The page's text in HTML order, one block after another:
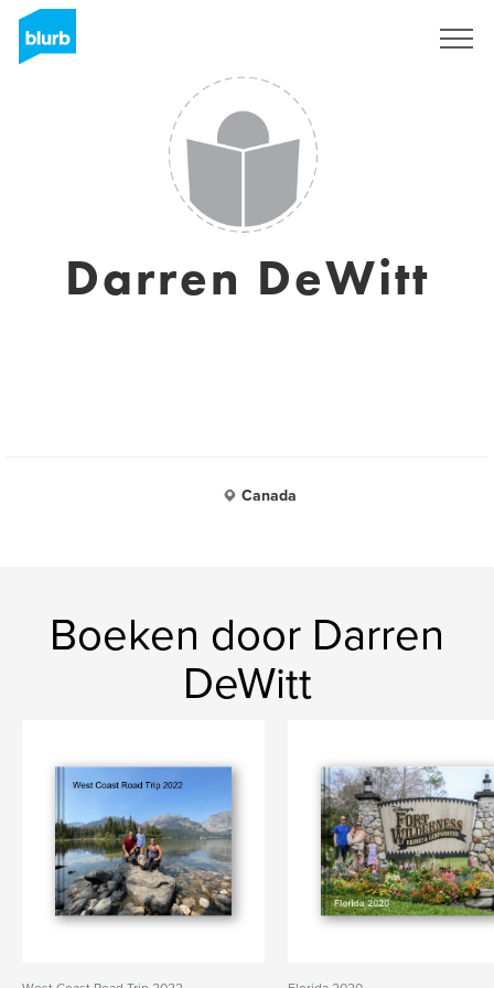
Darren DeWitt
Canada
Boeken door Darren
DeWitt